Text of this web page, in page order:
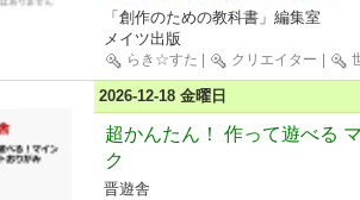
「創作のための教科書」編集室
メイツ出版
らき☆すた クリエイター
2026-12-18 金曜日
超かんたん！ 作って遊べる
ク
晋遊舎